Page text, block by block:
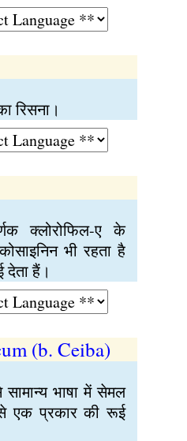
रिसना।
क्लोरोफिल-ए के
भी रहता है
देता हैं।
(b. Ceiba)
भाषा में सेमल
एक प्रकार की रूई